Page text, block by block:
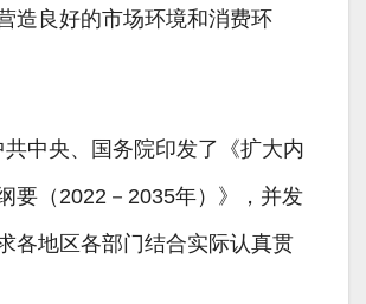
造良好的市场环境和消费环
共中央、国务院印发了《扩大内
要（2022－2035年）》，并发
各地区各部门结合实际认真贯